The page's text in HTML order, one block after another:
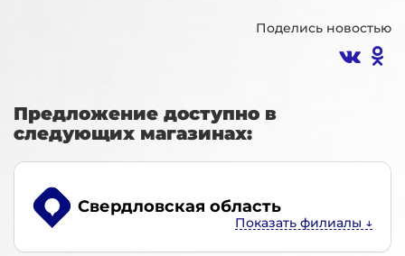
Поделись новостью
Предложение доступно в
следующих магазинах:
Свердловская область